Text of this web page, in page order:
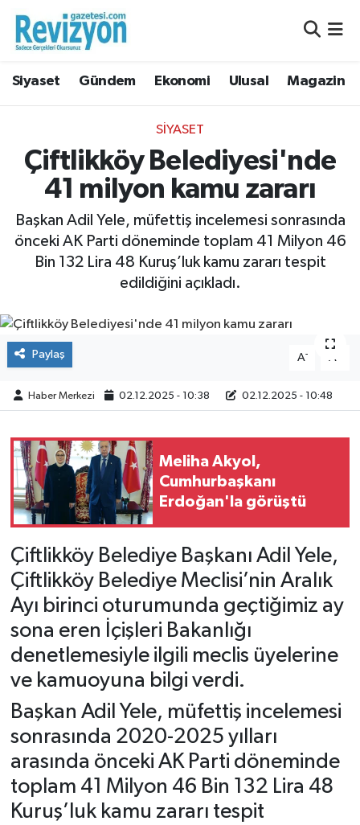
Siyaset Gündem Ekonomi Ulusal Magazin
SIYASET
Çiftlikköy Belediyesi'nde
41 milyon kamu zararı
Başkan Adil Yele, müfettiş incelemesi sonrasında
önceki AK Parti döneminde toplam 41 Milyon 46
Bin 132 Lira 48 Kuruş’luk kamu zararı tespit
edildiğini açıkladı.
Paylaş A- A
Haber Merkezi 02.12.2025 - 10:38 02.12.2025 - 10:48
Meliha Akyol,
Cumhurbaşkanı
Erdoğan'la görüştü
Çiftlikköy Belediye Başkanı Adil Yele,
Çiftlikköy Belediye Meclisi’nin Aralık
Ayı birinci oturumunda geçtiğimiz ay
sona eren İçişleri Bakanlığı
denetlemesiyle ilgili meclis üyelerine
ve kamuoyuna bilgi verdi.
Başkan Adil Yele, müfettiş incelemesi
sonrasında 2020-2025 yılları
arasında önceki AK Parti döneminde
toplam 41 Milyon 46 Bin 132 Lira 48
Kuruş’luk kamu zararı tespit
Trafik Durumu
Süper Lig Puan Durumu ve Fikstür
Tüm Manşetler
Haber Arşivi